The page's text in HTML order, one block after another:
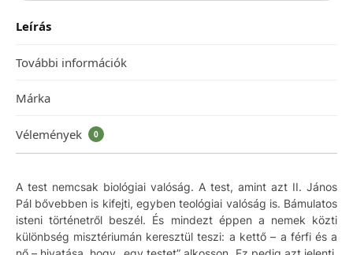
Leírás
További információk
Márka
Vélemények 0
A test nemcsak biológiai valóság. A test, amint azt II. János
Pál bővebben is kifejti, egyben teológiai valóság is. Bámulatos
isteni történetről beszél. És mindezt éppen a nemek közti
különbség misztériumán keresztül teszi: a kettő – a férfi és a